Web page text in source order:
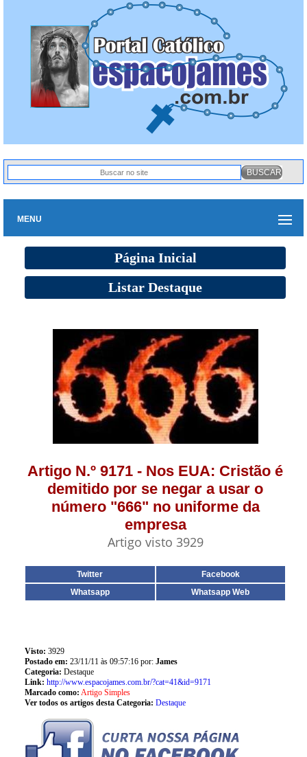
MENU
Página Inicial
Listar Destaque
Artigo N.º 9171 - Nos EUA: Cristão é
demitido por se negar a usar o
número "666" no uniforme da
empresa
Artigo visto 3929
Twitter
Facebook
Whatsapp
Whatsapp Web
Visto: 3929
Postado em: 23/11/11 às 09:57:16 por: James
Categoria: Destaque
Link: http://www.espacojames.com.br/?cat=41&id=9171
Marcado como: Artigo Simples
Ver todos os artigos desta Categoria: Destaque